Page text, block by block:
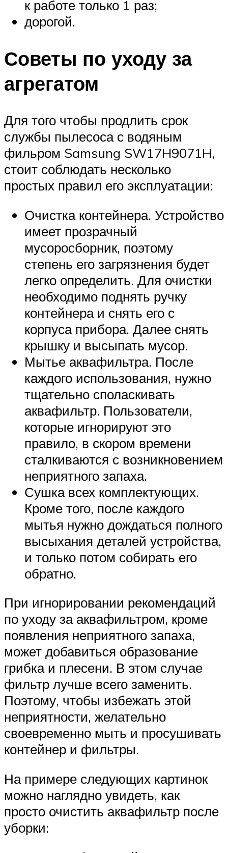
к работе только 1 раз;
дорогой.
Советы по уходу за
агрегатом
Для того чтобы продлить срок
службы пылесоса с водяным
фильром Samsung SW17H9071H,
стоит соблюдать несколько
простых правил его эксплуатации:
Очистка контейнера. Устройство
имеет прозрачный
мусоросборник, поэтому
степень его загрязнения будет
легко определить. Для очистки
необходимо поднять ручку
контейнера и снять его с
корпуса прибора. Далее снять
крышку и высыпать мусор.
Мытье аквафильтра. После
каждого использования, нужно
тщательно споласкивать
аквафильтр. Пользователи,
которые игнорируют это
правило, в скором времени
сталкиваются с возникновением
неприятного запаха.
Сушка всех комплектующих.
Кроме того, после каждого
мытья нужно дождаться полного
высыхания деталей устройства,
и только потом собирать его
обратно.
При игнорировании рекомендаций
по уходу за аквафильтром, кроме
появления неприятного запаха,
может добавиться образование
грибка и плесени. В этом случае
фильтр лучше всего заменить.
Поэтому, чтобы избежать этой
неприятности, желательно
своевременно мыть и просушивать
контейнер и фильтры.
На примере следующих картинок
можно наглядно увидеть, как
просто очистить аквафильтр после
уборки: